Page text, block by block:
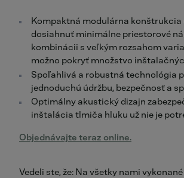
Kompaktná modulárna konštrukcia
dosiahnuť minimálne priestorové
kombinácii s veľkým rozsahom
možno pokryť množstvo
Spoľahlivá a robustná technológia
jednoduchú údržbu, bezpečnosť a
Optimálny akustický dizajn
inštalácia tlmiča hluku už nie je
Objednávajte teraz online.
Vedeli ste, že: Na všetky nami